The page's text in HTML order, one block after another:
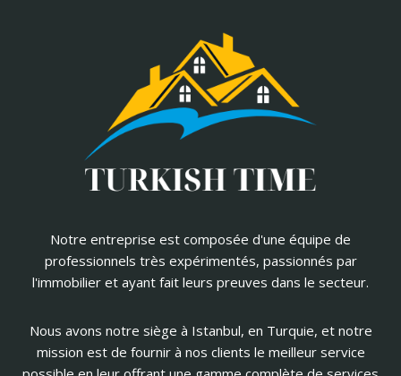
Notre entreprise est composée d'une équipe de
professionnels très expérimentés, passionnés par
l'immobilier et ayant fait leurs preuves dans le secteur.
Nous avons notre siège à Istanbul, en Turquie, et notre
mission est de fournir à nos clients le meilleur service